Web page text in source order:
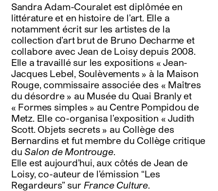
Sandra Adam-Couralet est diplômée en
littérature et en histoire de l’art. Elle a
notamment écrit sur les artistes de la
collection d’art brut de Bruno Decharme et
collabore avec Jean de Loisy depuis 2008.
Elle a travaillé sur les expositions « Jean-
Jacques Lebel, Soulèvements » à la Maison
Rouge, commissaire associée des « Maîtres
du désordre » au Musée du Quai Branly et
« Formes simples » au Centre Pompidou de
Metz. Elle co-organisa l’exposition « Judith
Scott. Objets secrets » au Collège des
Bernardins et fut membre du Collège critique
duSalon de Montrouge.
Elle est aujourd’hui, aux côtés de Jean de
Loisy, co-auteur de l’émission “Les
Regardeurs” sur France Culture.